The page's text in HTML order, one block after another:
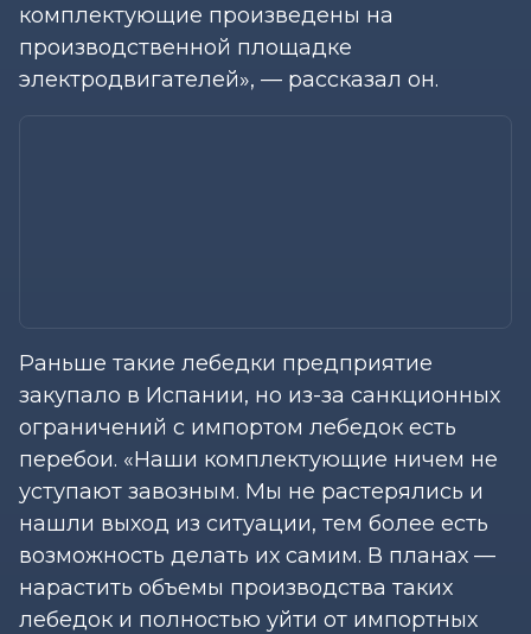
комплектующие произведены на
производственной площадке
электродвигателей», — рассказал он.
Раньше такие лебедки предприятие
закупало в Испании, но из-за санкционных
ограничений с импортом лебедок есть
перебои. «Наши комплектующие ничем не
уступают завозным. Мы не растерялись и
нашли выход из ситуации, тем более есть
возможность делать их самим. В планах —
нарастить объемы производства таких
лебедок и полностью уйти от импортных